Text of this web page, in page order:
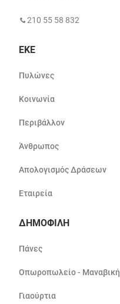
210 55 58 832
ΕΚΕ
Πυλώνες
Κοινωνία
Περιβάλλον
Άνθρωπος
Απολογισμός Δράσεων
Εταιρεία
ΔΗΜΟΦΙΛΗ
Πάνες
Οπωροπωλείο - Μαναβική
Γιαούρτια